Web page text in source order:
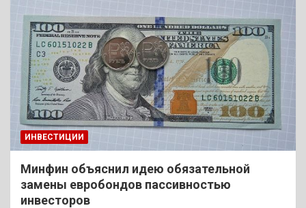
ИНВЕСТИЦИИ
Минфин объяснил идею обязательной
замены евробондов пассивностью
инвесторов